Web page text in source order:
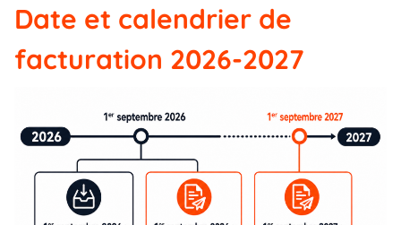
Date et calendrier de
facturation 2026-2027